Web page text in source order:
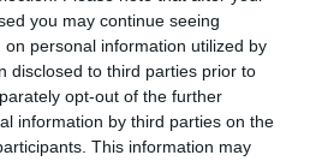
you may continue seeing
personal information utilized by
disclosed to third parties prior to
opt-out of the further
information by third parties on the
This information may
indica lo